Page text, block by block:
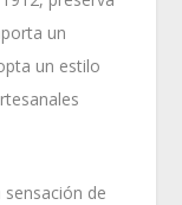
un
un estilo
sensación de